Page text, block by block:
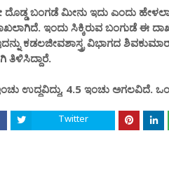
ಬಂಗಡೆ ಮೀನು ಇದು ಎಂದು
ದಾಖಲಾಗಿದೆ. ಇಂದು ಸಿಕ್ಕಿರುವ ಬಂಗುಡೆ
ಕಡಲಜೀವಶಾಸ್ತ್ರ ವಿಭಾಗದ
ತಿಳಿಸಿದ್ದಾರೆ.
ಉದ್ದವಿದ್ದು, 4.5 ಇಂಚು ಅಗಲವಿದೆ.
Twitter